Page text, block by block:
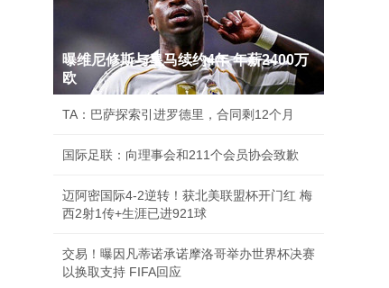
曝维尼修斯与皇马续约4年 年薪2400万
欧
TA：巴萨探索引进罗德里，合同剩12个月
国际足联：向理事会和211个会员协会致歉
迈阿密国际4-2逆转！获北美联盟杯开门红 梅
西2射1传+生涯已进921球
交易！曝因凡蒂诺承诺摩洛哥举办世界杯决赛
以换取支持 FIFA回应